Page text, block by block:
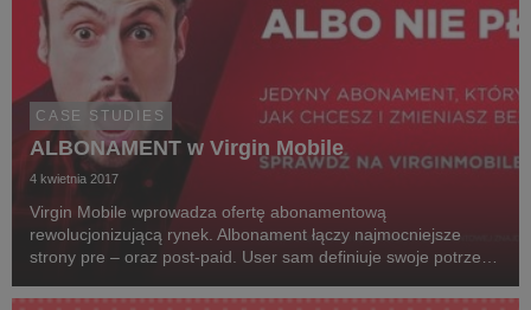
CASE STUDIES
ALBONAMENT w Virgin Mobile
4 kwietnia 2017
Virgin Mobile wprowadza ofertę abonamentową
rewolucjonizującą rynek. Albonament łączy najmocniejsze
strony pre – oraz post-paid. User sam definiuje swoje potrzeby